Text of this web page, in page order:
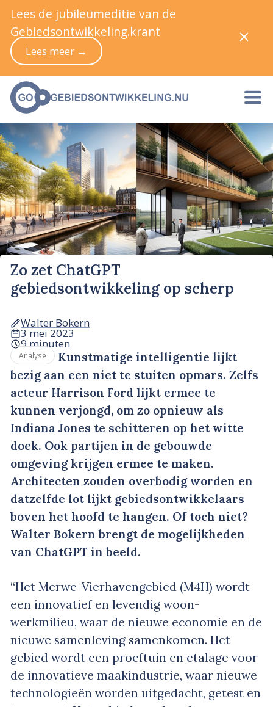
Zo zet ChatGPT
gebiedsontwikkeling op scherp
Walter Bokern
3 mei 2023
9 minuten
Analyse
Kunstmatige intelligentie lijkt
bezig aan een niet te stuiten opmars. Zelfs
acteur Harrison Ford lijkt ermee te
kunnen verjongd, om zo opnieuw als
Indiana Jones te schitteren op het witte
doek. Ook partijen in de gebouwde
omgeving krijgen ermee te maken.
Architecten zouden overbodig worden en
datzelfde lot lijkt gebiedsontwikkelaars
boven het hoofd te hangen. Of toch niet?
Walter Bokern brengt de mogelijkheden
van ChatGPT in beeld.
“Het Merwe-Vierhavengebied (M4H) wordt
een innovatief en levendig woon-
werkmilieu, waar de nieuwe economie en de
nieuwe samenleving samenkomen. Het
gebied wordt een proeftuin en etalage voor
de innovatieve maakindustrie, waar nieuwe
technologieën worden uitgedacht, getest en
Lees de jubileumeditie van de
Gebiedsontwikkeling.krant
Lees meer →